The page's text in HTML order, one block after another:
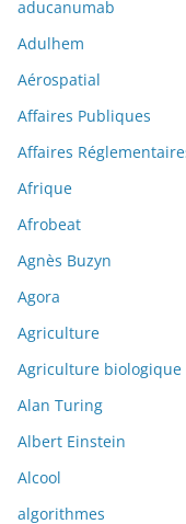
aducanumab
Adulhem
Aérospatial
Affaires Publiques
Affaires
Afrique
Afrobeat
Agnès Buzyn
Agora
Agriculture
Agriculture biologique
Alan Turing
Albert Einstein
Alcool
algorithmes